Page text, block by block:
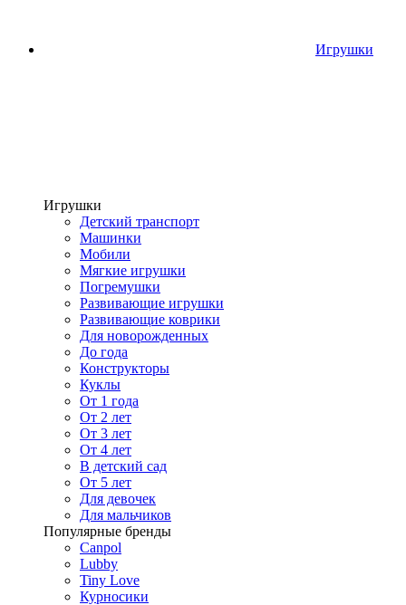
Игрушки
Игрушки
Детский транспорт
Машинки
Мобили
Мягкие игрушки
Погремушки
Развивающие игрушки
Развивающие коврики
Для новорожденных
До года
Конструкторы
Куклы
От 1 года
От 2 лет
От 3 лет
От 4 лет
В детский сад
От 5 лет
Для девочек
Для мальчиков
Популярные бренды
Canpol
Lubby
Tiny Love
Курносики